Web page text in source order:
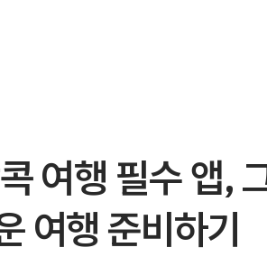
여행 필수 앱,
여행 준비하기